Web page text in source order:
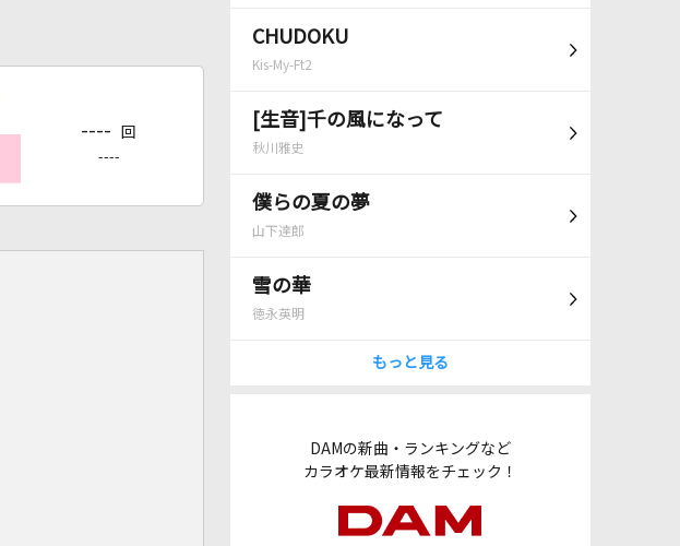
CHUDOKU
Kis-My-Ft2
[生音]千の風になって
秋川雅史
僕らの夏の夢
山下達郎
雪の華
徳永英明
もっと見る
DAMの新曲・ランキングなど
カラオケ最新情報をチェック！
---- 回
----